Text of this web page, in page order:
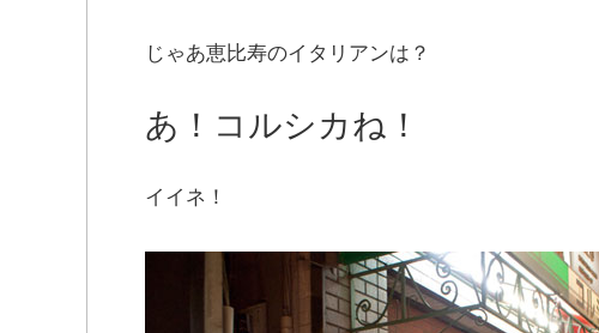
じゃあ恵比寿のイタリアンは？
あ！コルシカね！
イイネ！